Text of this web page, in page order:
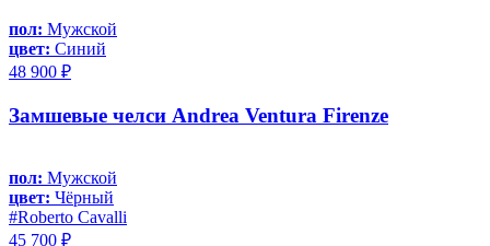
пол: Мужской
цвет: Синий
48 900 ₽
Замшевые челси Andrea Ventura Firenze
пол: Мужской
цвет: Чёрный
#Roberto Cavalli
45 700 ₽